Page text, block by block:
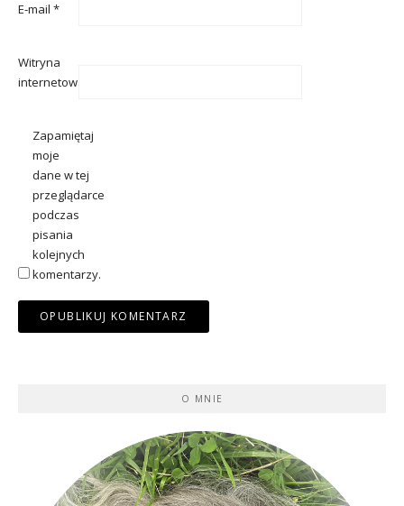
E-mail *
Witryna
internetowa
Zapamiętaj
moje
dane w tej
przeglądarce
podczas
pisania
kolejnych
komentarzy.
O MNIE